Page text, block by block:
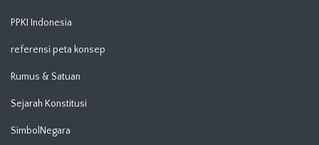
PPKI Indonesia
referensi peta konsep
Rumus & Satuan
Sejarah Konstitusi
SimbolNegara